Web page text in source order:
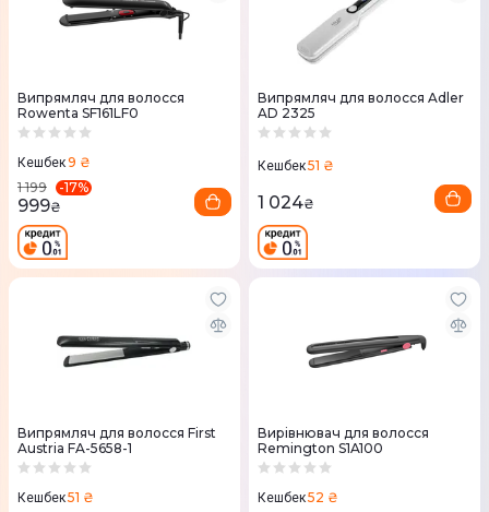
Випрямляч для волосся
Rowenta SF161LF0
Кешбек9 ₴
1 199
-17%
999₴
Випрямляч для волосся Adler
AD 2325
Кешбек51 ₴
1 024₴
Випрямляч для волосся First
Austria FA-5658-1
Кешбек51 ₴
Вирівнювач для волосся
Remington S1A100
Кешбек52 ₴